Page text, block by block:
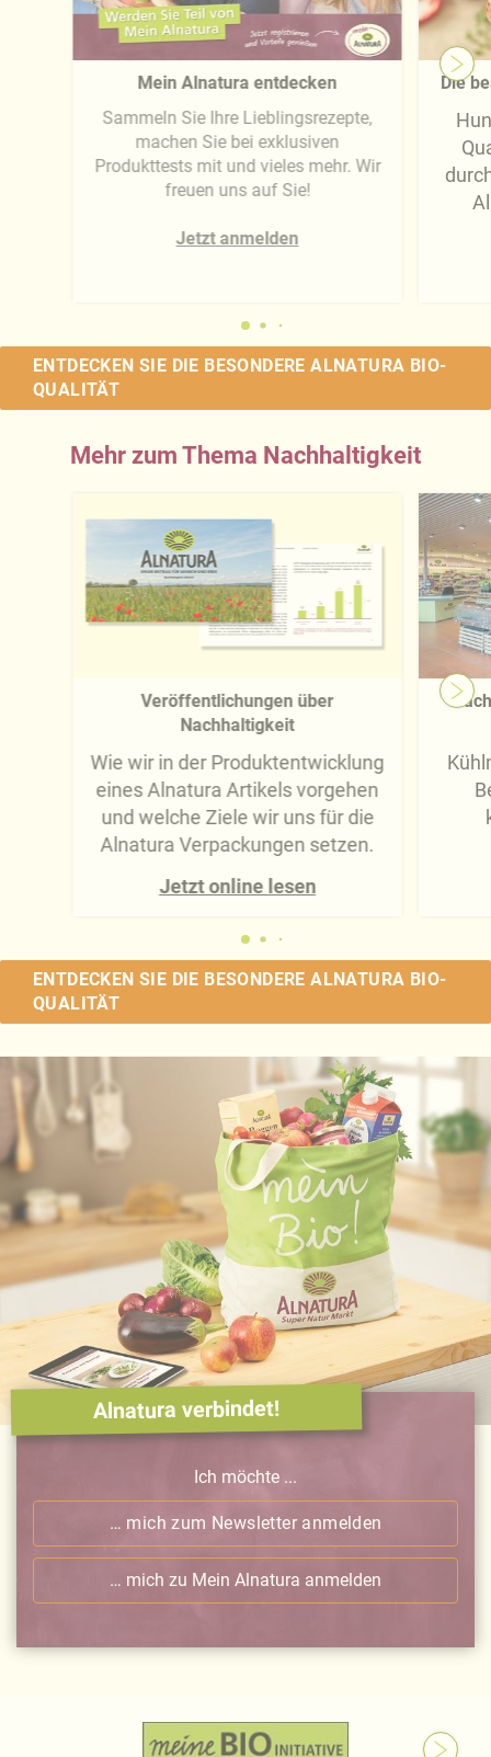
Mein Alnatura entdecken
Sammeln Sie Ihre Lieblingsrezepte,
machen Sie bei exklusiven
Produkttests mit und vieles mehr. Wir
freuen uns auf Sie!
Jetzt anmelden
Die
ENTDECKEN SIE DIE BESONDERE ALNATURA BIO-
QUALITÄT
Mehr zum Thema Nachhaltigkeit
Veröffentlichungen über
Nachhaltigkeit
Wie wir in der Produktentwicklung
eines Alnatura Artikels vorgehen
und welche Ziele wir uns für die
Alnatura Verpackungen setzen.
Jetzt online lesen
ENTDECKEN SIE DIE BESONDERE ALNATURA BIO-
QUALITÄT
Alnatura verbindet!
Ich möchte ...
… mich zum Newsletter anmelden
… mich zu Mein Alnatura anmelden